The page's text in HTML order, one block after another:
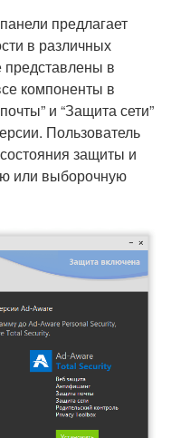
предлагает
в различных
представлены в
компоненты в
и “Защита сети”
Пользователь
защиты и
или выборочную